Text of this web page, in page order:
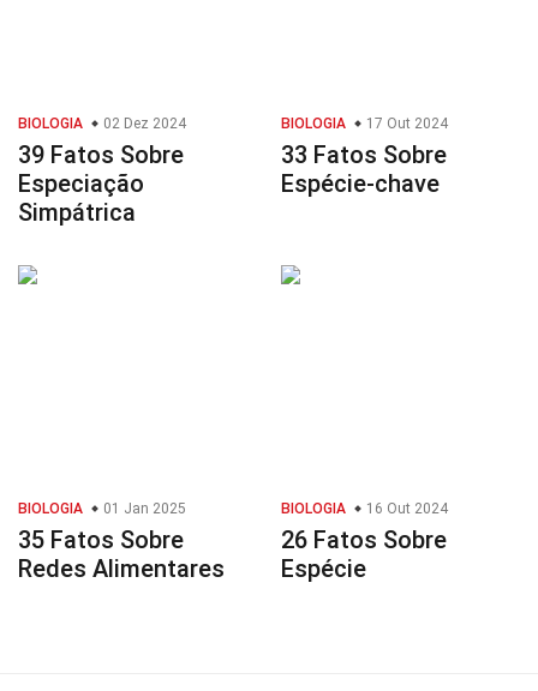
BIOLOGIA 02 Dez 2024
39 Fatos Sobre
Especiação
Simpátrica
BIOLOGIA 17 Out 2024
33 Fatos Sobre
Espécie-chave
BIOLOGIA 01 Jan 2025
35 Fatos Sobre
Redes Alimentares
BIOLOGIA 16 Out 2024
26 Fatos Sobre
Espécie